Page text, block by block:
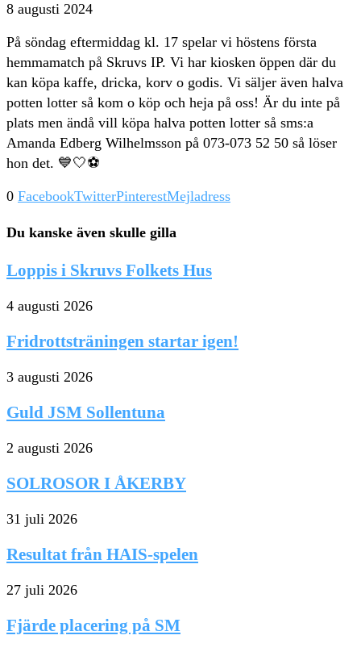
8 augusti 2024
På söndag eftermiddag kl. 17 spelar vi höstens första
hemmamatch på Skruvs IP. Vi har kiosken öppen där du
kan köpa kaffe, dricka, korv o godis. Vi säljer även halva
potten lotter så kom o köp och heja på oss! Är du inte på
plats men ändå vill köpa halva potten lotter så sms:a
Amanda Edberg Wilhelmsson på 073-073 52 50 så löser
hon det. 💙🤍⚽️
0 FacebookTwitterPinterestMejladress
Du kanske även skulle gilla
Loppis i Skruvs Folkets Hus
4 augusti 2026
Fridrottsträningen startar igen!
3 augusti 2026
Guld JSM Sollentuna
2 augusti 2026
SOLROSOR I ÅKERBY
31 juli 2026
Resultat från HAIS-spelen
27 juli 2026
Fjärde placering på SM